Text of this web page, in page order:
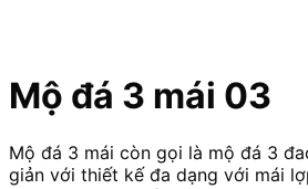
Mộ đá 3 mái 03
Mộ đá 3 mái còn gọi là mộ đá 3
giản với thiết kế đa dạng với mái